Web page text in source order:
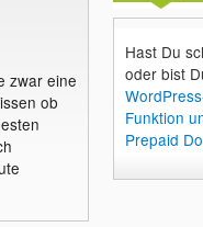
zwar eine
ob
Hast Du
oder bist
Funktion
Prepaid